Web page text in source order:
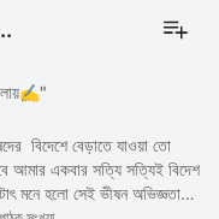
বিদেশে বেড়াতে যাওয়া তো
আমার একবার সত্যি সত্যিই বিদেশ
মনে হলো সেই ভীষন অভিজ্ঞতা